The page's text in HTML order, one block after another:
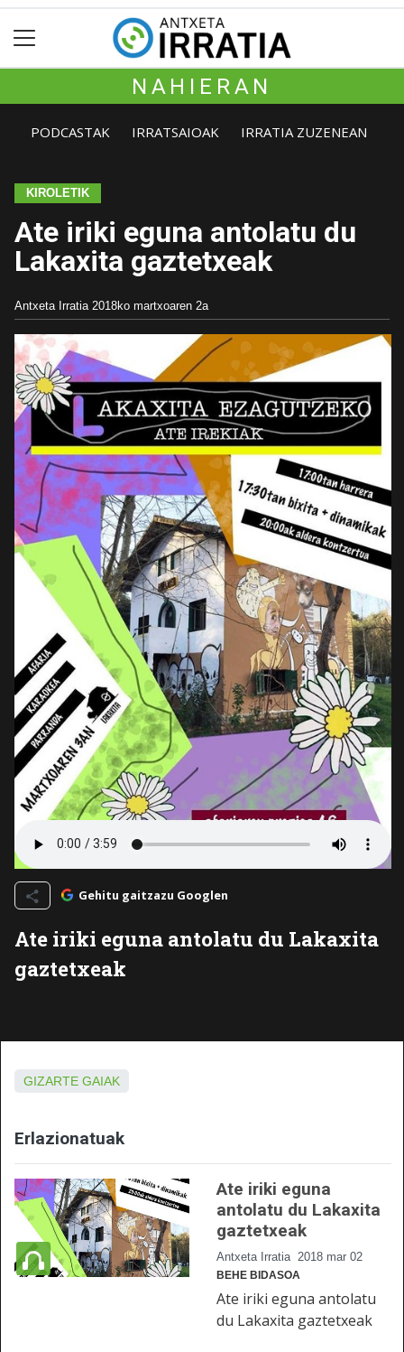
NAHIERAN
PODCASTAK IRRATSAIOAK IRRATIA ZUZENEAN
KIROLETIK
Ate iriki eguna antolatu du
Lakaxita gaztetxeak
Antxeta Irratia 2018ko martxoaren 2a
Gehitu gaitzazu Googlen
Ate iriki eguna antolatu du Lakaxita
gaztetxeak
GIZARTE GAIAK
Erlazionatuak
Ate iriki eguna
antolatu du Lakaxita
gaztetxeak
Antxeta Irratia 2018 mar 02
BEHE BIDASOA
Ate iriki eguna antolatu
du Lakaxita gaztetxeak